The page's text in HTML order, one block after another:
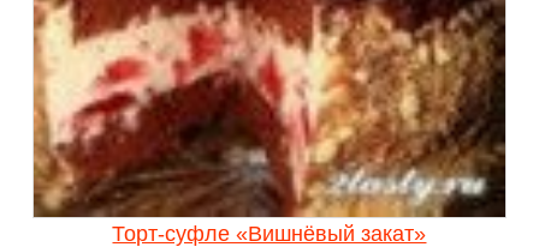
Торт-суфле «Вишнёвый закат»